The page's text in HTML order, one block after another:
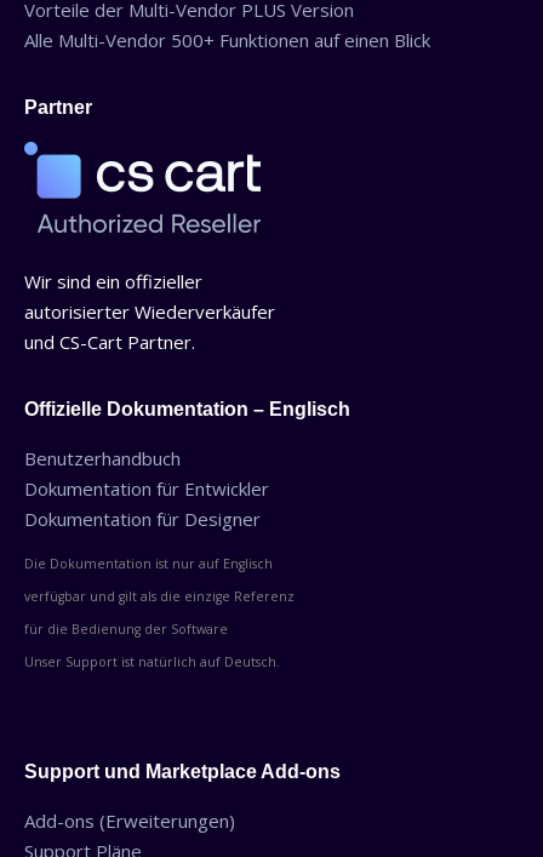
Vorteile der Multi-Vendor PLUS Version
Alle Multi-Vendor 500+ Funktionen auf einen Blick
Partner
Wir sind ein offizieller
autorisierter Wiederverkäufer
und CS-Cart Partner.
Offizielle Dokumentation – Englisch
Benutzerhandbuch
Dokumentation für Entwickler
Dokumentation für Designer
Die Dokumentation ist nur auf Englisch
verfügbar und gilt als die einzige Referenz
für die Bedienung der Software
Unser Support ist natürlich auf Deutsch.
Support und Marketplace Add-ons
Add-ons (Erweiterungen)
Support Pläne